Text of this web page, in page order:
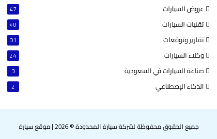
عروض السيارات 47
تقنيات السيارات 40
تقارير وتوقعات 31
وكلاء السيارات 24
صناعة السيارات في السعودية 3
الذكاء الإصطناعي 2
جميع الحقوق محفوظة لشركة سيارة المحدودة © 2026 |موقع سيارة